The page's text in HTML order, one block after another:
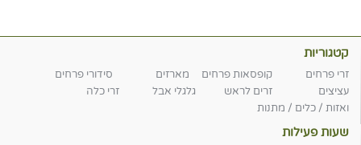
קטגוריות
זרי פרחים קופסאות פרחים מארזים
סידורי פרחים
עציצים
זרים לראש גלגלי אבל
זרי כלה
ואזות / כלים / מתנות
שעות פעילות